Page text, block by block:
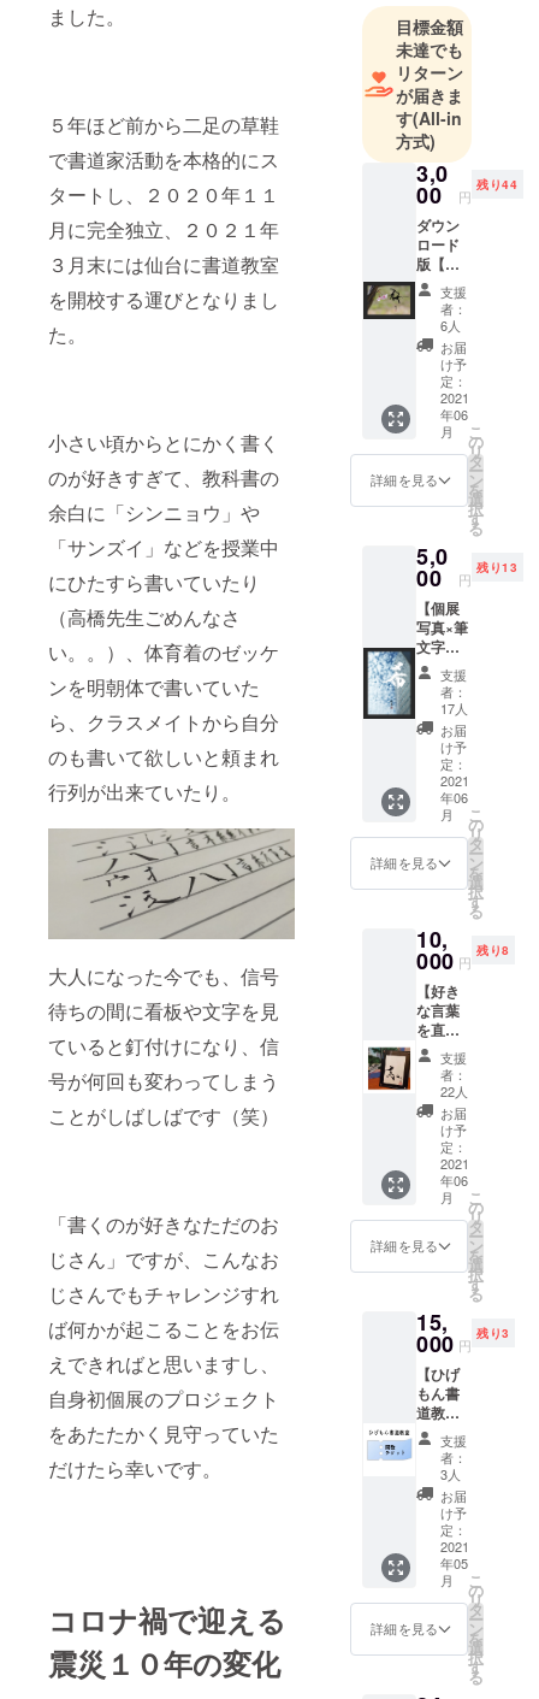
ました。
５年ほど前から二足の草鞋
で書道家活動を本格的にス
タートし、２０２０年１１
月に完全独立、２０２１年
３月末には仙台に書道教室
を開校する運びとなりまし
た。
小さい頃からとにかく書く
のが好きすぎて、教科書の
余白に「シンニョウ」や
「サンズイ」などを授業中
にひたすら書いていたり
（高橋先生ごめんなさ
い。。）、体育着のゼッケ
ンを明朝体で書いていた
ら、クラスメイトから自分
のも書いて欲しいと頼まれ
行列が出来ていたり。
大人になった今でも、信号
待ちの間に看板や文字を見
ていると釘付けになり、信
号が何回も変わってしまう
ことがしばしばです（笑）
「書くのが好きなただのお
じさん」ですが、こんなお
じさんでもチャレンジすれ
ば何かが起こることをお伝
えできればと思いますし、
自身初個展のプロジェクト
をあたたかく見守っていた
だけたら幸いです。
コロナ禍で迎える
震災１０年の変化
目標金額
未達でも
リターン
が届きま
す(All-in
方式)
3,0
00 円
残り44
ダウン
ロード
版【個
展写真×
筆文字
ポスト
カー
ド】 個
展期間
中プロ
カメラ
マンが
撮影し
た写真
と筆文
字のポ
カード
を２種
類メー
ルにて
お届け
致しま
す！ ※
写真は
イメー
ジで
す。 ※
フレー
ムは付
いてお
りませ
ん。 ※
デザイ
ます。
支援
者：
6人
お届
け予
定：
2021
年06
月
詳細を見る
こ
の
リ
タ
ー
ン
を
選
択
す
る
5,0
00 円
残り13
【個展
写真×筆
文字ポ
スト
カー
ド】 ３
枚セッ
期間中
プロカ
メラマ
ンが撮
影した
写真と
筆文字
のポス
ドを３
枚厳選
してお
届け致
しま
す！ ※
写真は
イメー
ジで
す。 ※
フレー
ムは付
いてお
りませ
ん。 ※
デザイ
ンはお
支援
者：
17人
お届
け予
定：
2021
年06
月
詳細を見る
こ
の
リ
タ
ー
ン
を
選
択
す
る
10,
000 円
残り8
【好き
な言葉
を直接
書き下
ろしま
す】 唯
一無
二！ 小
野雄慈
直筆ポ
スト
カー
ド １
枚 お好
きな言
葉や座
銘、 大
切な方
への
メッ
セー
ジ、 お
名前な
ど、 小
野雄慈
が直接
書き下
ろしさ
せて頂
きま
す。 丁
寧にお
話を
支援
者：
22人
お届
け予
定：
2021
年06
月
詳細を見る
こ
の
リ
タ
ー
ン
を
選
択
す
る
15,
000 円
残り3
【ひげ
もん書
道教室
お稽古
回数チ
ケット
５枚綴
り＋１
枚】 ※
通常５
枚セッ
トです
が、１
枚お得
になり
ます！
支援
者：
3人
お届
け予
定：
2021
年05
月
詳細を見る
こ
の
リ
タ
ー
ン
を
選
択
す
る